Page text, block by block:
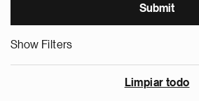
Show Filters
Limpiar todo